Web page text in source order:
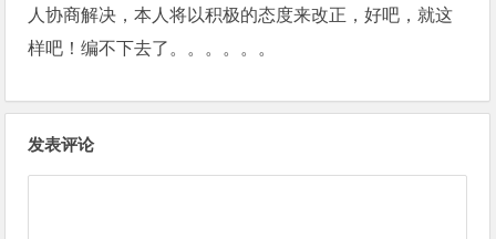
人协商解决，本人将以积极的态度来改正，好吧，就这
样吧！编不下去了。。。。。。
发表评论